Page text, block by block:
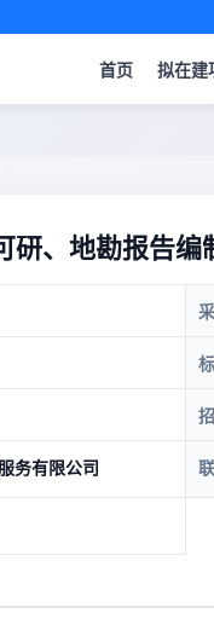
首页 拟在建
研、地勘报告
务有限公司